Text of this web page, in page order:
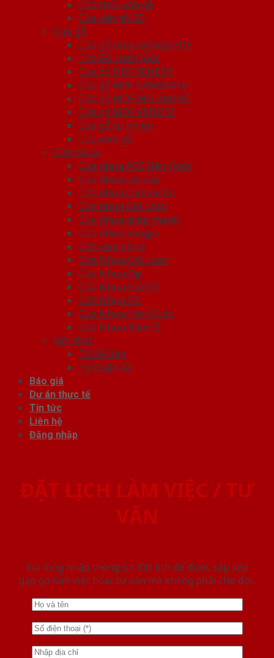
Cửa thép vân gỗ
Cửa vân gỗ 5D
Cửa gỗ
Cửa gỗ công nghiệp HDF
Cửa Gỗ Hàn Quốc
Cửa gỗ HDF VENEER
Cửa gỗ MDF LAMINATE
Cửa gỗ MDF MELAMINE
Cửa gỗ MDF VENEER
Cửa gỗ tự nhiên
Cửa vòm gỗ
Cửa nhựa
Cửa nhựa ABS Hàn Quốc
Cửa nhựa cao cấp
Cửa nhựa Composite
Cửa nhựa Đài Loan
Cửa nhựa ghép thanh
Cửa nhựa Sungyu
Cửa vòm nhựa
Cửa Nhựa Đài Loan
Cửa Nhựa Đẹp
Cửa Nhựa Giả Gỗ
Cửa Nhựa Gỗ
Cửa Nhựa Hàn Quốc
Cửa Nhựa Vân Gỗ
Nội thất
Tủ Kệ Bếp
Tủ Quần Áo
Báo giá
Dự án thực tế
Tin tức
Liên hệ
Đăng nhập
ĐẶT LỊCH LÀM VIỆC / TƯ
VẤN
Vui lòng nhập thông tin đặt lịch để được sắp xếp
gặp gỡ làm việc hoăc tư vấn mà không phải chờ đợi.